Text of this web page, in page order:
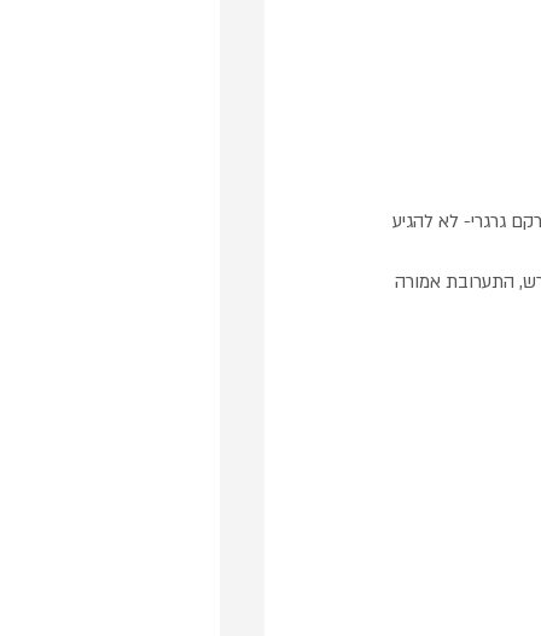
פטרוזיליה ולטחון כ-2-3 פולסים עד למרקם גרגרי- לא להגיע
התערובת אמורה